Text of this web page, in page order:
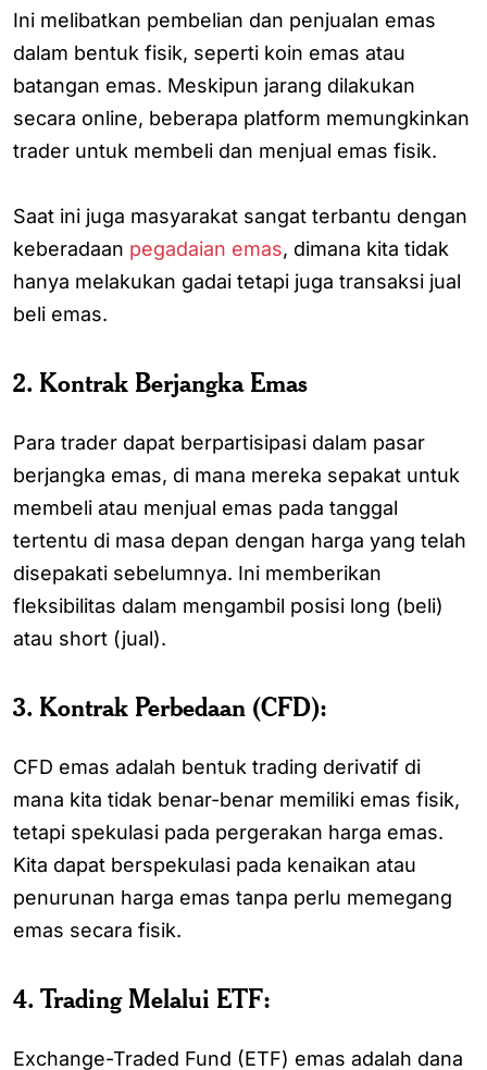
Ini melibatkan pembelian dan penjualan emas
dalam bentuk fisik, seperti koin emas atau
batangan emas. Meskipun jarang dilakukan
secara online, beberapa platform memungkinkan
trader untuk membeli dan menjual emas fisik.
Saat ini juga masyarakat sangat terbantu dengan
keberadaan pegadaian emas, dimana kita tidak
hanya melakukan gadai tetapi juga transaksi jual
beli emas.
2. Kontrak Berjangka Emas
Para trader dapat berpartisipasi dalam pasar
berjangka emas, di mana mereka sepakat untuk
membeli atau menjual emas pada tanggal
tertentu di masa depan dengan harga yang telah
disepakati sebelumnya. Ini memberikan
fleksibilitas dalam mengambil posisi long (beli)
atau short (jual).
3. Kontrak Perbedaan (CFD):
CFD emas adalah bentuk trading derivatif di
mana kita tidak benar-benar memiliki emas fisik,
tetapi spekulasi pada pergerakan harga emas.
Kita dapat berspekulasi pada kenaikan atau
penurunan harga emas tanpa perlu memegang
emas secara fisik.
4. Trading Melalui ETF:
Exchange-Traded Fund (ETF) emas adalah dana